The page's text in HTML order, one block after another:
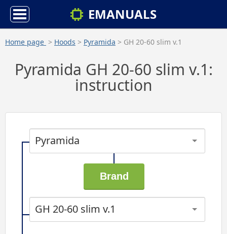
EMANUALS
Home page > Hoods > Pyramida > GH 20-60 slim v.1
Pyramida GH 20-60 slim v.1:
instruction
Pyramida
GH 20-60 slim v.1